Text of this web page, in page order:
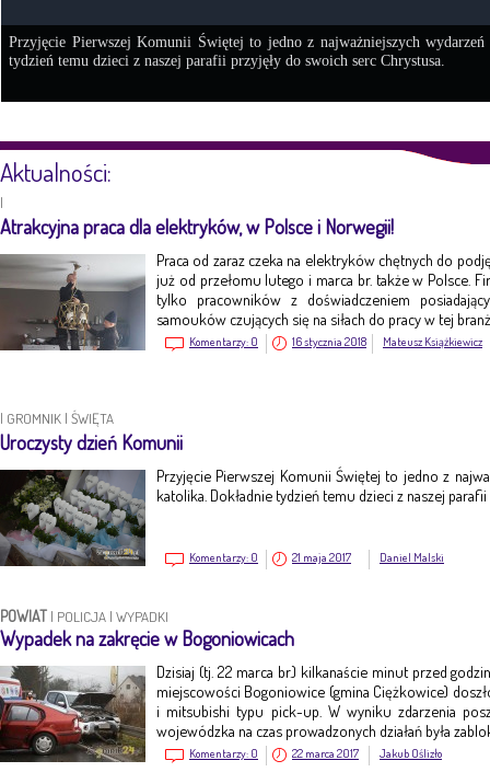
Przyjęcie Pierwszej Komunii Świętej to jedno z najważniejszych
tydzień temu dzieci z naszej parafii przyjęły do swoich serc Chrystusa.
Aktualności:
|
Atrakcyjna praca dla elektryków, w Polsce i Norwegii!
Praca od zaraz czeka na elektryków chętnych do
już od przełomu lutego i marca br. także w Polsce.
tylko pracowników z doświadczeniem
samouków czujących się na siłach do pracy w tej
Komentarzy: 0 16 stycznia 2018 Mateusz Książkiewicz
| GROMNIK | ŚWIĘTA
Uroczysty dzień Komunii
Przyjęcie Pierwszej Komunii Świętej to jedno z
katolika. Dokładnie tydzień temu dzieci z naszej
Komentarzy: 0 21 maja 2017 Daniel Malski
POWIAT | POLICJA | WYPADKI
Wypadek na zakręcie w Bogoniowicach
Dzisiaj (tj. 22 marca br.) kilkanaście minut przed
miejscowości Bogoniowice (gmina Ciężkowice)
i mitsubishi typu pick-up. W wyniku zdarzenia
wojewódzka na czas prowadzonych działań była
Komentarzy: 0 22 marca 2017 Jakub Oślizło